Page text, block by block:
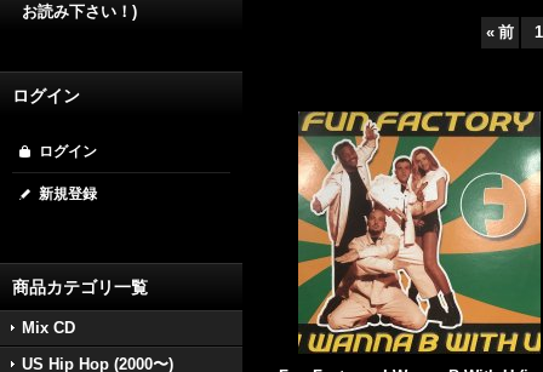
お読み下さい！)
ログイン
ログイン
新規登録
商品カテゴリ一覧
Mix CD
US Hip Hop (2000〜)
« 前 1